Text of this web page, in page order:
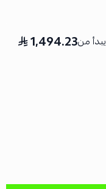
يبدأ من1,494.23